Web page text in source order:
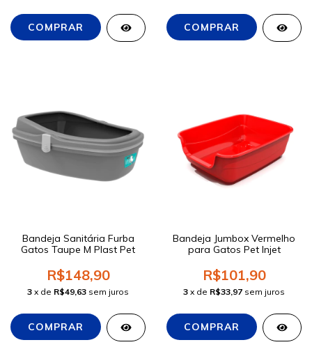
Bandeja Sanitária Furba
Gatos Taupe M Plast Pet
R$148,90
3 x de R$49,63 sem juros
Bandeja Jumbox Vermelho
para Gatos Pet Injet
R$101,90
3 x de R$33,97 sem juros